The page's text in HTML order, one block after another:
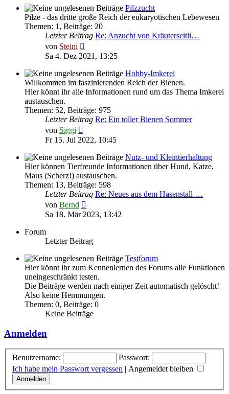
Pilzzucht
Pilze - das dritte große Reich der eukaryotischen Lebewesen
Themen: 1 , Beiträge: 20
Letzter Beitrag Re: Anzucht von Kräuterseitli…
von Steini
Beitrag
Sa 4. Dez 2021, 13:25
Hobby-Imkerei
Willkommen im faszinierenden Reich der Bienen.
Hier könnt ihr alle Informationen rund um das Thema Imkerei
austauschen.
Themen: 52, Beiträge: 975
Letzter Beitrag Re: Ein toller Bienen Sommer
von Siggi
Beitrag
Fr 15. Jul 2022, 10:45
Nutz- und Kleintierhaltung
Hier können Tierfreunde Informationen über Hund, Katze,
Maus (Scherz!) austauschen.
Themen: 13, Beiträge: 598
Letzter Beitrag Re: Neues aus dem Hasenstall …
von Bernd
Beitrag
Sa 18. Mär 2023, 13:42
Forum
Letzter Beitrag
Testforum
Hier könnt ihr zum Kennenlernen des Forums alle Funktionen
uneingeschränkt testen.
Die Beiträge werden nach einiger Zeit automatisch gelöscht!
Also keine Hemmungen.
Themen: 0, Beiträge: 0
Keine Beiträge
Anmelden
Benutzername:
Passwort:
Ich habe mein Passwort vergessen | Angemeldet bleiben